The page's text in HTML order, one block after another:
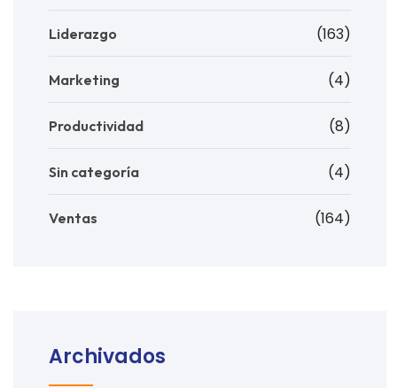
Liderazgo (163)
Marketing (4)
Productividad (8)
Sin categoría (4)
Ventas (164)
Archivados